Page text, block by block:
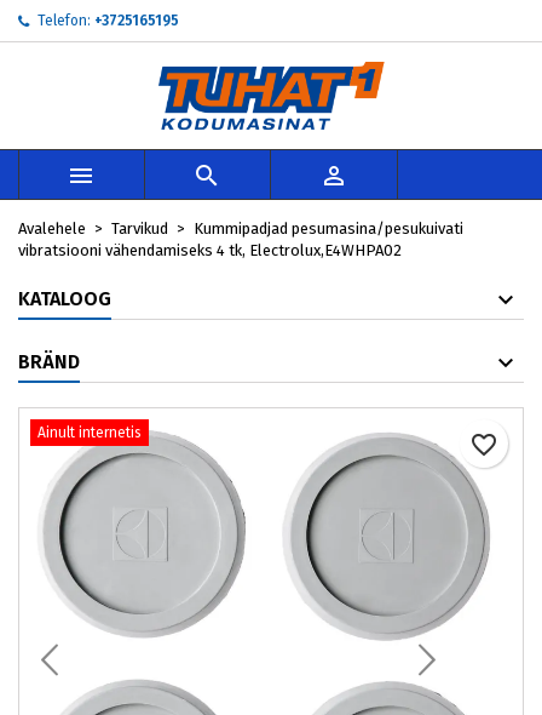
Telefon: +3725165195
  
Avalehele Tarvikud
Kummipadjad pesumasina/pesukuivati
vibratsiooni vähendamiseks 4 tk, Electrolux,E4WHPA02
KATALOOG
BRÄND
Ainult internetis favorite_border
My wishlists
Create new list
Loo soovinimekiri
Soovinimekirja nimi
Loobu
Sisene
Te peate olema sisselogitud, et tooteid soovinimekirja lisada.